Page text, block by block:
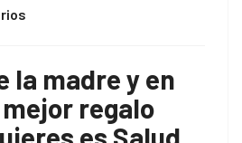
la madre y en
regalo